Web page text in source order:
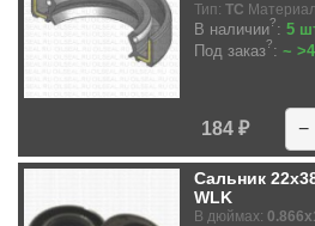
Тип: TC
В наличии?: 5
Под заказ?: ~
184 ₽ −
Сальник
WLK
В дюймах: